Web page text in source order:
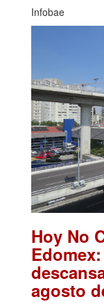
Infobae
Hoy No
agosto